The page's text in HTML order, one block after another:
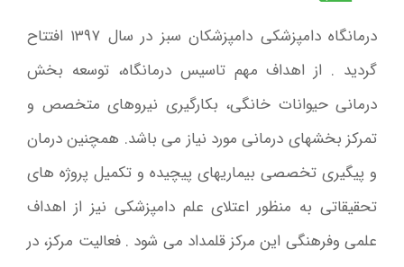
درمانگاه دامپزشکی دامپزشکان سبز در سال ۱۳۹۷ افتتاح
گردید . از اهداف مهم تاسیس درمانگاه، توسعه بخش
درمانی حیوانات خانگی، بکارگیری نیروهای متخصص و
تمرکز بخشهای درمانی مورد نیاز می باشد. همچنین درمان
و پیگیری تخصصی بیماریهای پیچیده و تکمیل پروژه های
تحقیقاتی به منظور اعتلای علم دامپزشکی نیز از اهداف
علمی وفرهنگی این مرکز قلمداد می شود . فعالیت مرکز، در